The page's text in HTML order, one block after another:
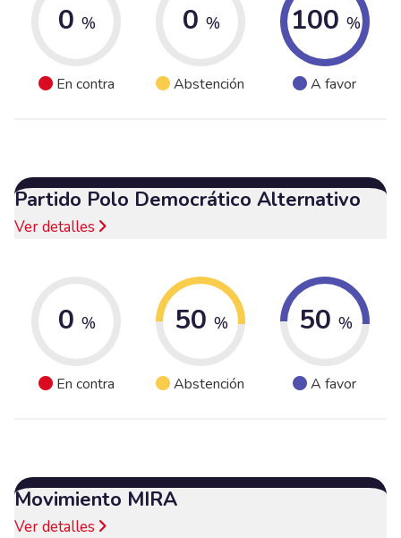
0 %
En contra
0 %
Abstención
100 %
A favor
Partido Polo Democrático Alternativo
Ver detalles
0 %
En contra
50 %
Abstención
50 %
A favor
Movimiento MIRA
Ver detalles